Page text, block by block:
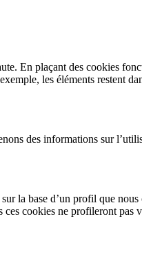
En plaçant des cookies
les éléments restent
des informations sur
la base d’un profil que
cookies ne profileront pas